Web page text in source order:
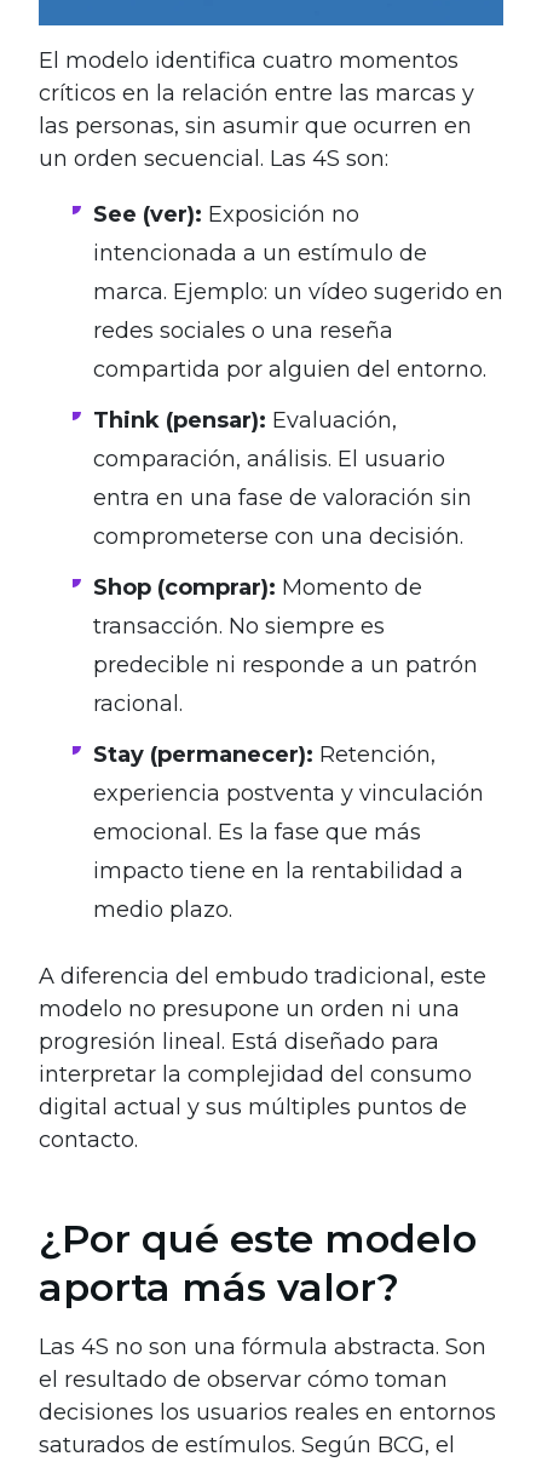
El modelo identifica cuatro momentos
críticos en la relación entre las marcas y
las personas, sin asumir que ocurren en
un orden secuencial. Las 4S son:
See (ver): Exposición no
intencionada a un estímulo de
marca. Ejemplo: un vídeo sugerido en
redes sociales o una reseña
compartida por alguien del entorno.
Think (pensar): Evaluación,
comparación, análisis. El usuario
entra en una fase de valoración sin
comprometerse con una decisión.
Shop (comprar): Momento de
transacción. No siempre es
predecible ni responde a un patrón
racional.
Stay (permanecer): Retención,
experiencia postventa y vinculación
emocional. Es la fase que más
impacto tiene en la rentabilidad a
medio plazo.
A diferencia del embudo tradicional, este
modelo no presupone un orden ni una
progresión lineal. Está diseñado para
interpretar la complejidad del consumo
digital actual y sus múltiples puntos de
contacto.
¿Por qué este modelo
aporta más valor?
Las 4S no son una fórmula abstracta. Son
el resultado de observar cómo toman
decisiones los usuarios reales en entornos
saturados de estímulos. Según BCG, el